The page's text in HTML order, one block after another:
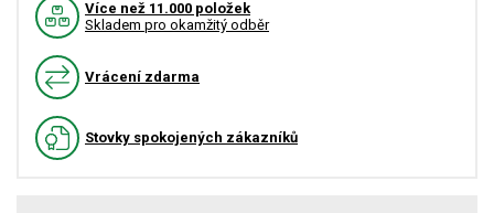
Více než 11.000 položek
Skladem pro okamžitý odběr
Vrácení zdarma
Stovky spokojených zákazníků